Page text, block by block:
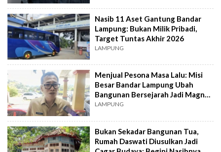
Nasib 11 Aset Gantung Bandar
Lampung: Bukan Milik Pribadi,
Target Tuntas Akhir 2026
LAMPUNG
Menjual Pesona Masa Lalu: Misi
Besar Bandar Lampung Ubah
Bangunan Bersejarah Jadi Magnet
Rupiah
LAMPUNG
Bukan Sekadar Bangunan Tua,
Rumah Daswati Diusulkan Jadi